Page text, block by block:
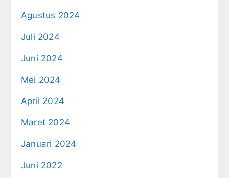
Agustus 2024
Juli 2024
Juni 2024
Mei 2024
April 2024
Maret 2024
Januari 2024
Juni 2022